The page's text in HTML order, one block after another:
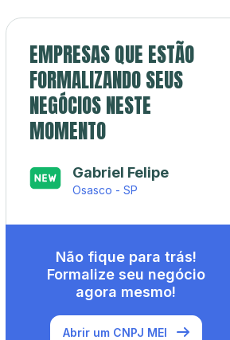
EMPRESAS QUE ESTÃO
FORMALIZANDO SEUS
NEGÓCIOS NESTE
MOMENTO
Gabriel Felipe
Osasco - SP
Não fique para trás!
Formalize seu negócio
agora mesmo!
Abrir um CNPJ MEI